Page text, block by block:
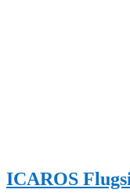
ICAROS